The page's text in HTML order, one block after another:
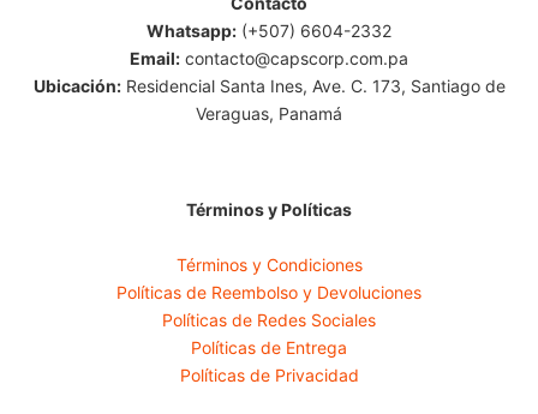
Whatsapp: (+507) 6604-2332
Email: contacto@capscorp.com.pa
Ubicación:Residencial Santa Ines, Ave. C. 173, Santiago de
Veraguas, Panamá
Términos y Políticas
Términos y Condiciones
Políticas de Reembolso y Devoluciones
Políticas de Redes Sociales
Políticas de Entrega
Políticas de Privacidad